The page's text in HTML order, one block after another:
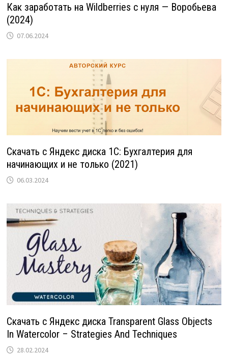
Как заработать на Wildberries с нуля — Воробьева
(2024)
07.06.2024
Скачать с Яндекс диска 1С: Бухгалтерия для
начинающих и не только (2021)
06.03.2024
Скачать с Яндекс диска Transparent Glass Objects
In Watercolor – Strategies And Techniques
28.02.2024